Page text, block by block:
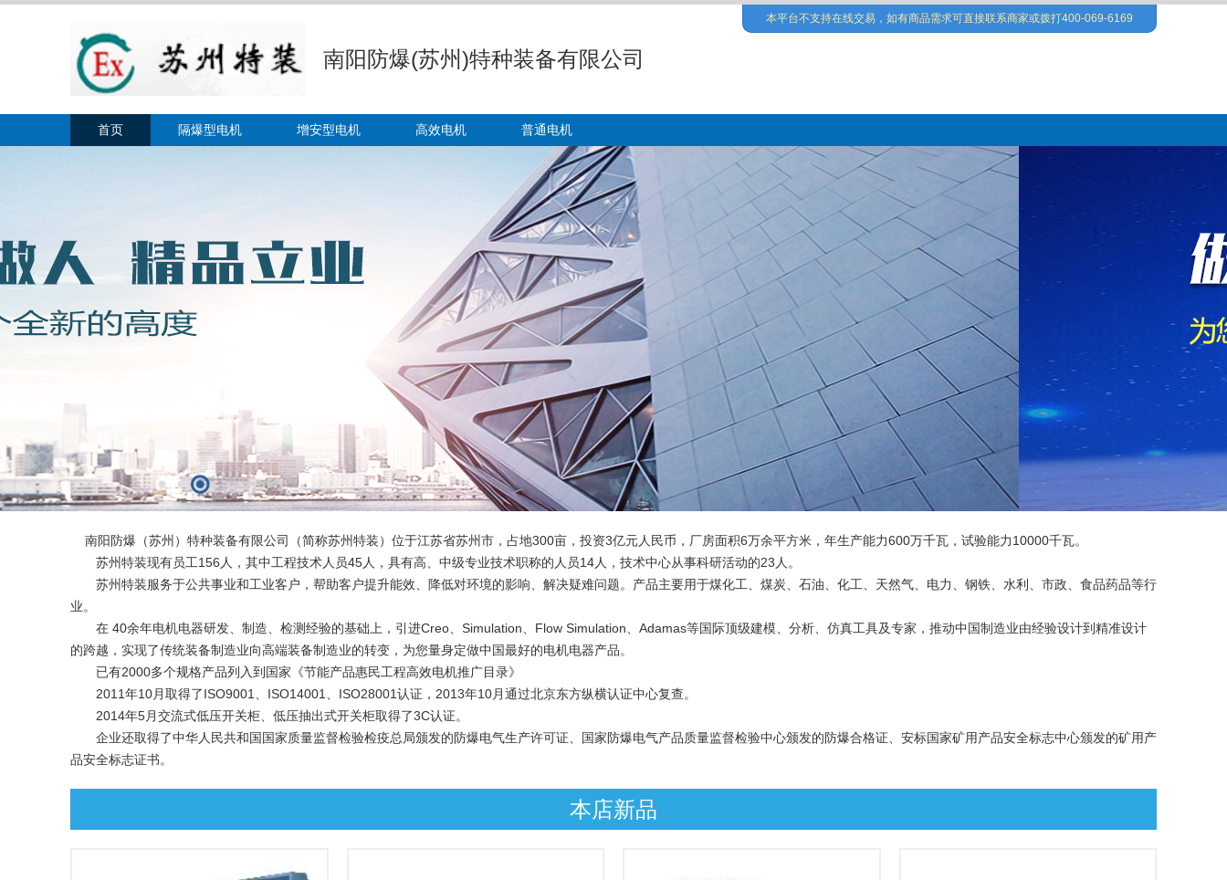
本平台不支持在线交易，如有商品需求可直接联系商家或拨打400-069-6169
南阳防爆(苏州)特种装备有限公司
首页 隔爆型电机 增安型电机 高效电机 普通电机
南阳防爆（苏州）特种装备有限公司（简称苏州特装）位于江苏省苏州市，占地300亩，投资3亿元人民币，厂房面积6万余平方米，年生产能力600万千瓦，试验能力10000千瓦。
苏州特装现有员工156人，其中工程技术人员45人，具有高、中级专业技术职称的人员14人，技术中心从事科研活动的23人。
苏州特装服务于公共事业和工业客户，帮助客户提升能效、降低对环境的影响、解决疑难问题。产品主要用于煤化工、煤炭、石油、化工、天然气、电力、钢铁、水利、市政、食品药品等行
业。
在 40余年电机电器研发、制造、检测经验的基础上，引进Creo、Simulation、Flow Simulation、Adamas等国际顶级建模、分析、仿真工具及专家，推动中国制造业由经验设计到精准设计
的跨越，实现了传统装备制造业向高端装备制造业的转变，为您量身定做中国最好的电机电器产品。
已有2000多个规格产品列入到国家《节能产品惠民工程高效电机推广目录》
2011年10月取得了ISO9001、ISO14001、ISO28001认证，2013年10月通过北京东方纵横认证中心复查。
2014年5月交流式低压开关柜、低压抽出式开关柜取得了3C认证。
企业还取得了中华人民共和国国家质量监督检验检疫总局颁发的防爆电气生产许可证、国家防爆电气产品质量监督检验中心颁发的防爆合格证、安标国家矿用产品安全标志中心颁发的矿用产
品安全标志证书。
本店新品